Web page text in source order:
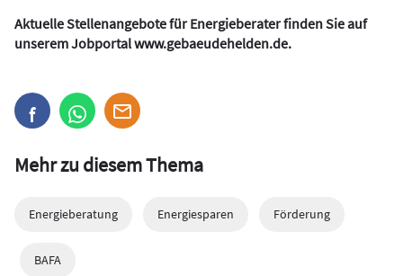
Aktuelle Stellenangebote für Energieberater finden Sie auf
unserem Jobportalwww.gebaeudehelden.de.
Mehr zu diesem Thema
Energieberatung Energiesparen Förderung
BAFA